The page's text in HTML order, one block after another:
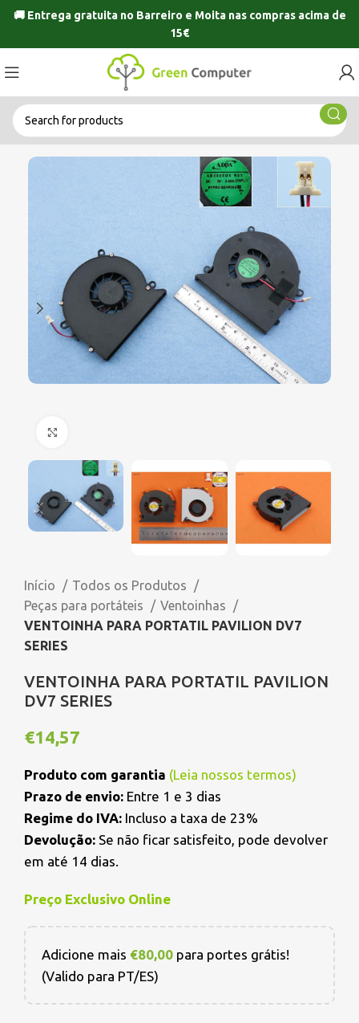
🚚 Entrega gratuita no Barreiro e Moitanas compras acima de
15€
Início
Todos os Produtos
Peças para portáteis
Ventoinhas
VENTOINHA PARA PORTATIL PAVILION DV7
SERIES
VENTOINHA PARA PORTATIL PAVILION
DV7 SERIES
€14,57
Produto com garantia (Leia nossos termos)
Prazo de envio: Entre 1 e 3 dias
Regime do IVA: Incluso a taxa de 23%
Devolução: Se não ficar satisfeito, pode devolver
em até 14 dias.
Preço Exclusivo Online
Adicione mais €80,00 para portes grátis!
(Valido para PT/ES)